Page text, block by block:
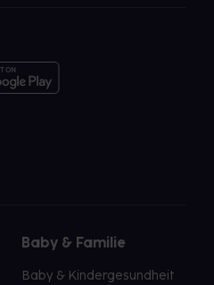
Baby & Familie
Baby & Kindergesundheit